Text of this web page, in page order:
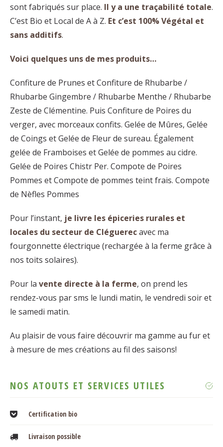
sont fabriqués sur place. Il y a une traçabilité totale.
C’est Bio et Local de A à Z. Et c’est 100% Végétal et
sans additifs.
Voici quelques uns de mes produits…
Confiture de Prunes et Confiture de Rhubarbe /
Rhubarbe Gingembre / Rhubarbe Menthe / Rhubarbe
Zeste de Clémentine. Puis Confiture de Poires du
verger, avec morceaux confits. Gelée de Mûres, Gelée
de Coings et Gelée de Fleur de sureau. Également
gelée de Framboises et Gelée de pommes au cidre.
Gelée de Poires Chistr Per. Compote de Poires
Pommes et Compote de pommes teint frais. Compote
de Nèfles Pommes
Pour l’instant, je livre les épiceries rurales et
locales du secteur de Cléguerecavec ma
fourgonnette électrique (rechargée à la ferme grâce à
nos toits solaires).
Pour la vente directe à la ferme, on prend les
rendez-vous par sms le lundi matin, le vendredi soir et
le samedi matin.
Au plaisir de vous faire découvrir ma gamme au fur et
à mesure de mes créations au fil des saisons!
NOS ATOUTS ET SERVICES UTILES
Certification bio
Livraison possible